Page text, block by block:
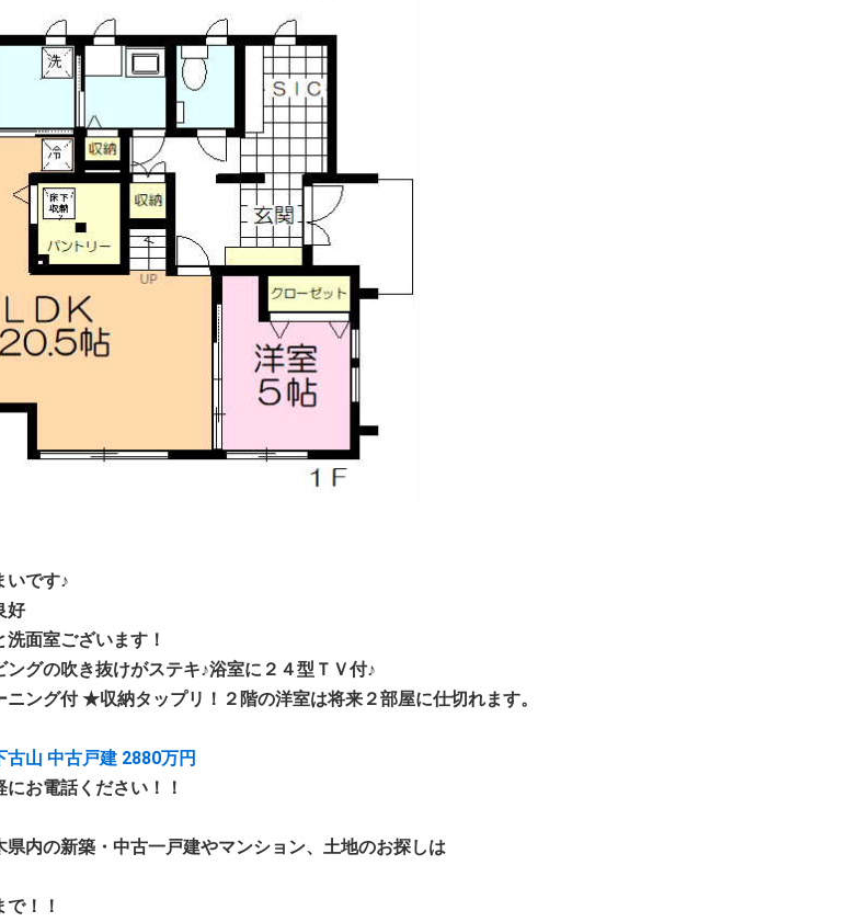
いです♪
好
洗面室ございます！
グの吹き抜けがステキ♪浴室に２４型ＴＶ付♪
ニング付 ★収納タップリ！２階の洋室は将来２部屋に仕切れます。
古山 中古戸建 2880万円
お電話ください！！
内の新築・中古一戸建やマンション、土地のお探しは
で！！